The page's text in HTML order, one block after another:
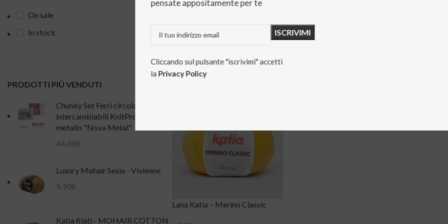
pensate appositamente per te
Cliccando sul pulsante "iscrivimi" accetti
laPrivacy Policy
On sale
In stock
PRODOTTI PIÙ VENDUTI
Chunky Set Ferri circolari
intercambiabili KnitPro in
metallo "Nova Metal"
44,00€
Luxury Mohair Sesia - Vivienne
9,90€
Katia filati - MOHAIR COTTON
Chunky Set Ferri circolari
intercambiabili KnitPro in
metallo “Nova Metal”
44,00€
Aggiungi Al Carrello
Ferri KnitPro in metallo “Nova
Metal” 40 cm (16″)
Lana Katia – Merino Classic